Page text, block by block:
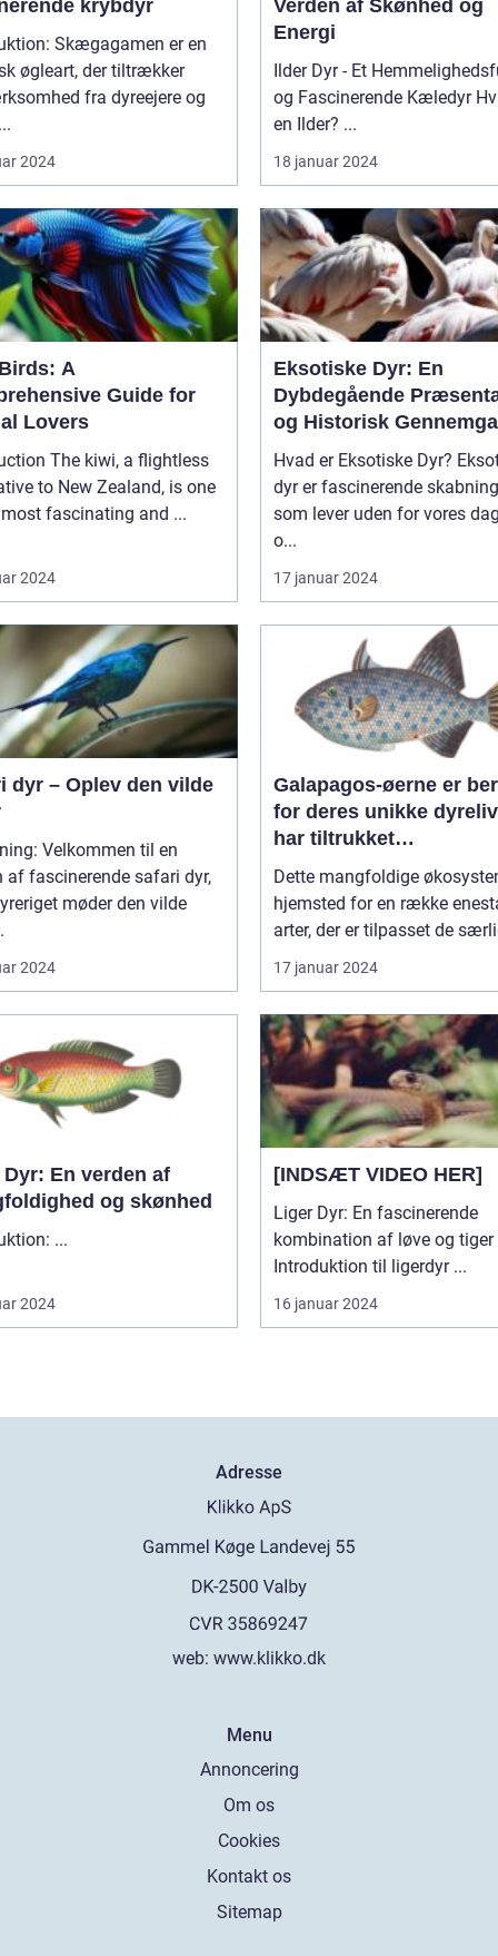
krybdyr
Skægagamen er en
øgleart, der tiltrækker
fra dyreejere og
2024
Verden af Skønhed og
Energi
Ilder Dyr - Et
og Fascinerende Kæledyr Hvad er
en Ilder? ...
18 januar 2024
A
Guide for
Lovers
a flightless
to New Zealand, is one
fascinating and ...
2024
Eksotiske Dyr: En
Dybdegående
og Historisk
Hvad er Eksotiske Dyr? Eksotiske
dyr er fascinerende
som lever uden for vores
o...
17 januar 2024
dyr – Oplev den vilde
Velkommen til en
af fascinerende safari dyr,
møder den vilde
2024
Galapagos-øerne er
for deres unikke
har tiltrukket
dyreentusiaster og
naturforskere i årtier
Dette mangfoldige
hjemsted for en række
arter, der er tilpasset de
17 januar 2024
En verden af
og skønhed
Introduktion: ...
2024
[INDSÆT VIDEO HER]
Liger Dyr: En fascinerende
kombination af løve og tiger
Introduktion til ligerdyr ...
16 januar 2024
Adresse
web: www.klikko.dk
Menu
Annoncering
Om os
Cookies
Kontakt os
Sitemap